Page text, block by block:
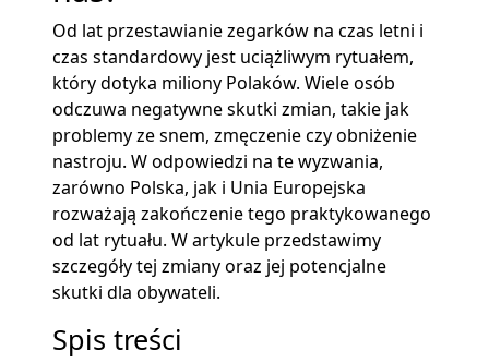
Od lat przestawianie zegarków na czas letni i
czas standardowy jest uciążliwym rytuałem,
który dotyka miliony Polaków. Wiele osób
odczuwa negatywne skutki zmian, takie jak
problemy ze snem, zmęczenie czy obniżenie
nastroju. W odpowiedzi na te wyzwania,
zarówno Polska, jak i Unia Europejska
rozważają zakończenie tego praktykowanego
od lat rytuału. W artykule przedstawimy
szczegóły tej zmiany oraz jej potencjalne
skutki dla obywateli.
Spis treści